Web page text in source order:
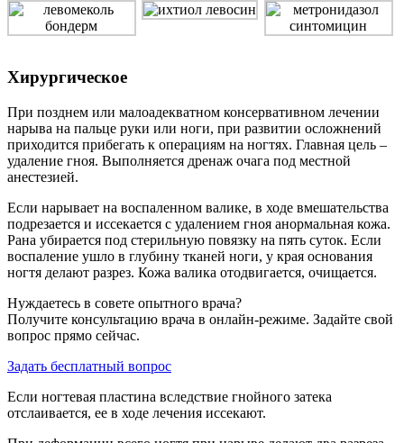
Хирургическое
При позднем или малоадекватном консервативном лечении
нарыва на пальце руки или ноги, при развитии осложнений
приходится прибегать к операциям на ногтях. Главная цель –
удаление гноя. Выполняется дренаж очага под местной
анестезией.
Если нарывает на воспаленном валике, в ходе вмешательства
подрезается и иссекается с удалением гноя анормальная кожа.
Рана убирается под стерильную повязку на пять суток. Если
воспаление ушло в глубину тканей ноги, у края основания
ногтя делают разрез. Кожа валика отодвигается, очищается.
Нуждаетесь в совете опытного врача?
Получите консультацию врача в онлайн-режиме. Задайте свой
вопрос прямо сейчас.
Задать бесплатный вопрос
Если ногтевая пластина вследствие гнойного затека
отслаивается, ее в ходе лечения иссекают.